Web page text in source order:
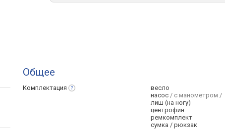
Общее
Комплектация
весло
насос / с манометром /
лиш (на ногу)
центрофин
ремкомплект
сумка / рюкзак